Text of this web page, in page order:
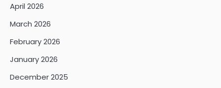
April 2026
March 2026
February 2026
January 2026
December 2025